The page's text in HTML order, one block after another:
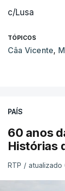
c/Lusa
TÓPICOS
Câa Vicente,
PAÍS
60 anos
Histórias
RTP / atualizado